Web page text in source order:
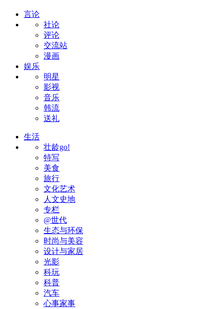
言论
社论
评论
交流站
漫画
娱乐
明星
影视
音乐
韩流
送礼
生活
壮龄go!
特写
美食
旅行
文化艺术
人文史地
专栏
@世代
生态与环保
时尚与美容
设计与家居
光影
科玩
科普
汽车
心事家事